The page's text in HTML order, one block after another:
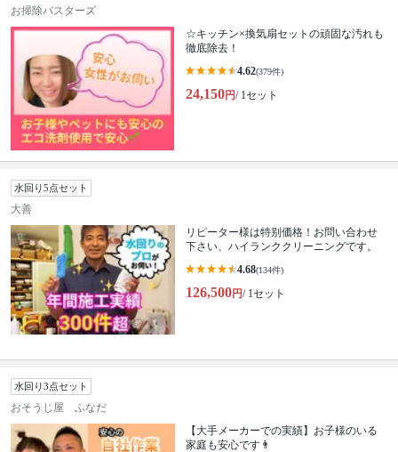
お掃除バスターズ
☆キッチン×換気扇セットの頑固な汚れも
徹底除去！
4.62(379件)
24,150円/ 1セット
水回り5点セット
大善
リピーター様は特别価格！お問い合わせ
下さい、ハイランククリーニングです。
4.68(134件)
126,500円/ 1セット
水回り3点セット
おそうじ屋 ふなだ
【大手メーカーでの実績】お子様のいる
家庭も安心です👨